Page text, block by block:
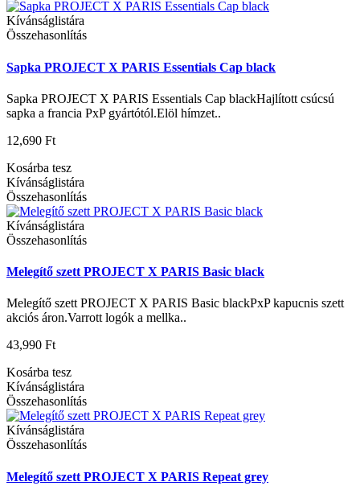
Kívánságlistára
Összehasonlítás
Sapka PROJECT X PARIS Essentials Cap black
Sapka PROJECT X PARIS Essentials Cap blackHajlított csúcsú
sapka a francia PxP gyártótól.Elöl hímzet..
12,690 Ft
Kosárba tesz
Kívánságlistára
Összehasonlítás
Kívánságlistára
Összehasonlítás
Melegítő szett PROJECT X PARIS Basic black
Melegítő szett PROJECT X PARIS Basic blackPxP kapucnis szett
akciós áron.Varrott logók a mellka..
43,990 Ft
Kosárba tesz
Kívánságlistára
Összehasonlítás
Kívánságlistára
Összehasonlítás
Melegítő szett PROJECT X PARIS Repeat grey